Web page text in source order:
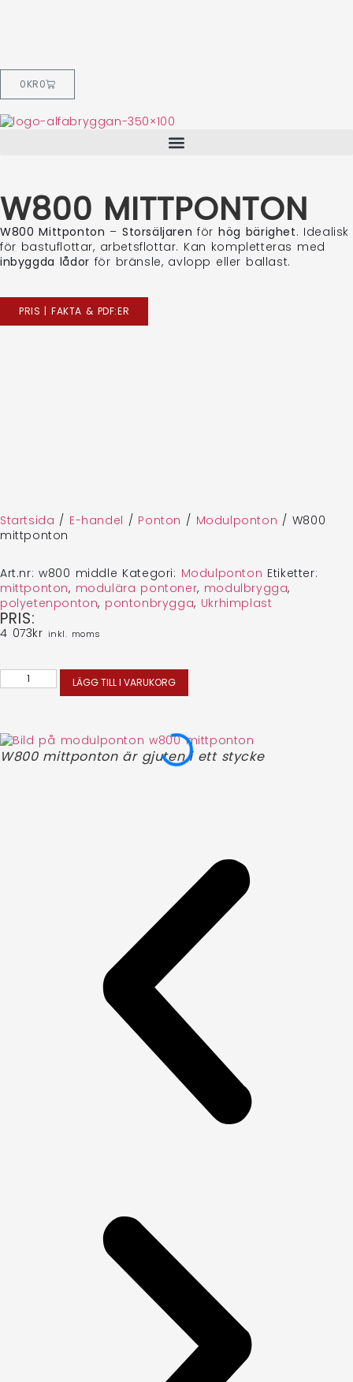
0KR0
W800 MITTPONTON
W800 Mittponton –Storsäljaren förhög bärighet. Idealisk
för bastuflottar, arbetsflottar. Kan kompletteras med
inbyggda lådor för bränsle, avlopp eller ballast.
PRIS | FAKTA & PDF:ER
Startsida / E-handel / Ponton / Modulponton / W800
mittponton
Art.nr:w800 middle Kategori: Modulponton Etiketter:
mittponton, modulära pontoner, modulbrygga,
polyetenponton, pontonbrygga, Ukrhimplast
PRIS:
4 073kr inkl. moms
LÄGG TILL I VARUKORG
W800 mittponton är gjuten i ett stycke